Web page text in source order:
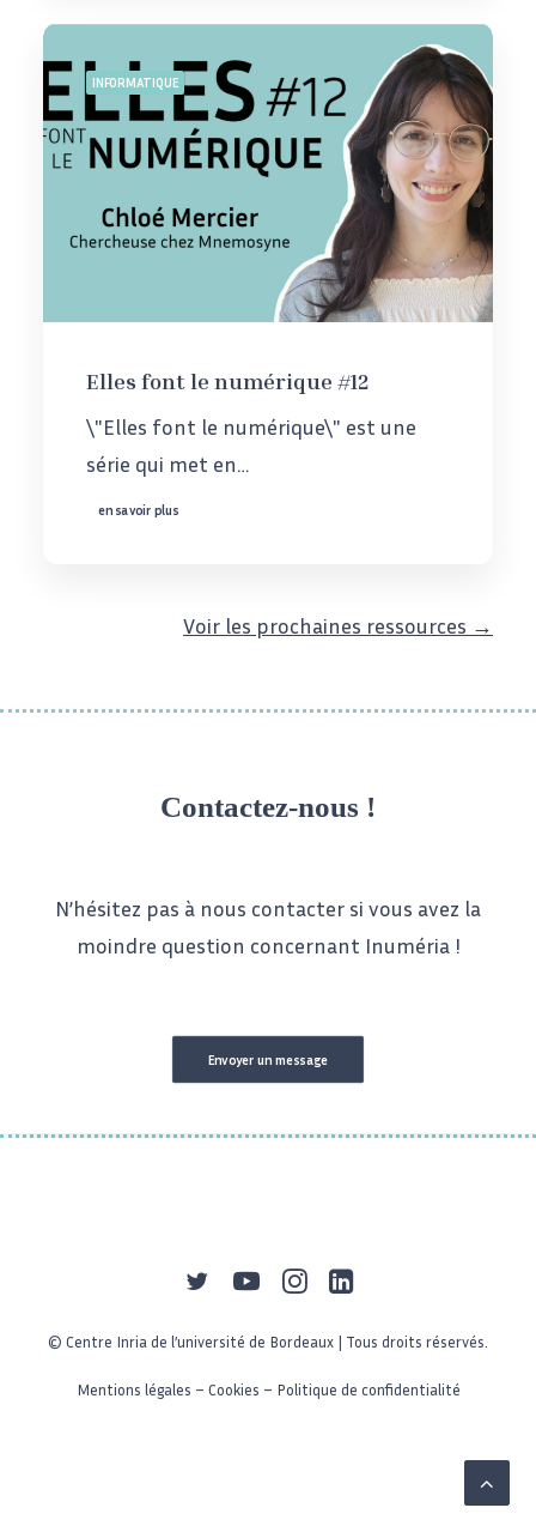
INFORMATIQUE
Elles font le numérique #12
\"Elles font le numérique\" est une
série qui met en…
en savoir plus
Voir les prochaines ressources →
Contactez-nous !
N’hésitez pas à nous contacter si vous avez la
moindre question concernant Inuméria !
Envoyer un message
© Centre Inria de l’université de Bordeaux | Tous droits réservés.
Mentions légales – Cookies – Politique de confidentialité